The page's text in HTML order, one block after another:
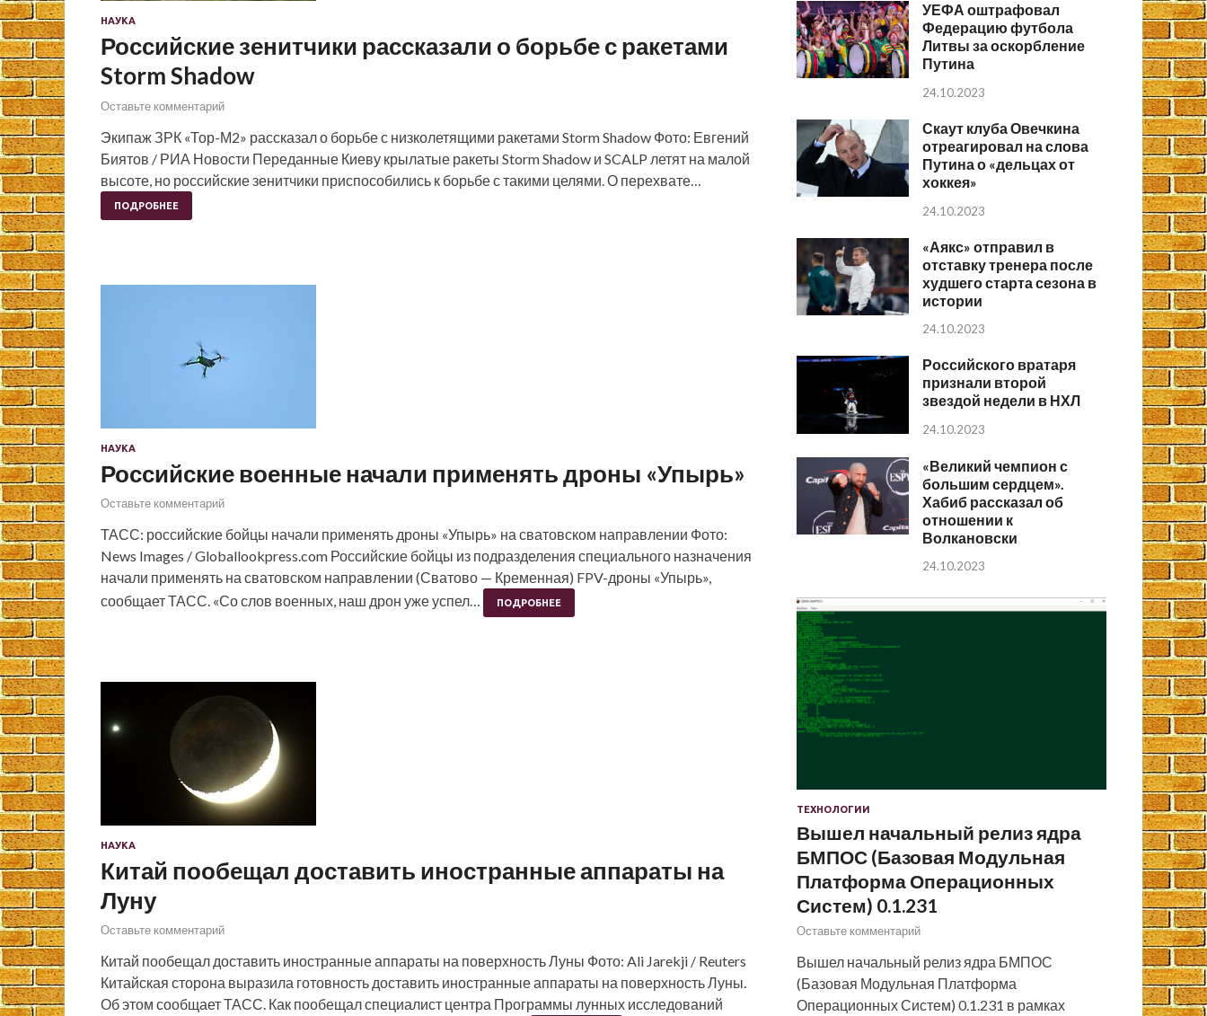
НАУКА
Российские зенитчики рассказали о борьбе с ракетами
Storm Shadow
Оставьте комментарий
Экипаж ЗРК «Тор-М2» рассказал о борьбе с низколетящими ракетами Storm Shadow Фото: Евгений
Биятов / РИА Новости Переданные Киеву крылатые ракеты Storm Shadow и SCALP летят на малой
высоте, но российские зенитчики приспособились к борьбе с такими целями. О перехвате…
ПОДРОБНЕЕ
НАУКА
Российские военные начали применять дроны «Упырь»
Оставьте комментарий
ТАСС: российские бойцы начали применять дроны «Упырь» на сватовском направлении Фото:
News Images / Globallookpress.com Российские бойцы из подразделения специального назначения
начали применять на сватовском направлении (Сватово — Кременная) FPV-дроны «Упырь»,
сообщает ТАСС. «Со слов военных, наш дрон уже успел…
ПОДРОБНЕЕ
НАУКА
Китай пообещал доставить иностранные аппараты на
Луну
Оставьте комментарий
Китай пообещал доставить иностранные аппараты на поверхность Луны Фото: Ali Jarekji / Reuters
Китайская сторона выразила готовность доставить иностранные аппараты на поверхность Луны.
Об этом сообщает ТАСС. Как пообещал специалист центра Программы лунных исследований
УЕФА оштрафовал
Федерацию футбола
Литвы за оскорбление
Путина
24.10.2023
Скаут клуба Овечкина
отреагировал на слова
Путина о «дельцах от
хоккея»
24.10.2023
«Аякс» отправил в
отставку тренера после
худшего старта сезона в
истории
24.10.2023
Российского вратаря
признали второй
звездой недели в НХЛ
24.10.2023
«Великий чемпион с
большим сердцем».
Хабиб рассказал об
отношении к
Волкановски
24.10.2023
ТЕХНОЛОГИИ
Вышел начальный релиз ядра
БМПОС (Базовая Модульная
Платформа Операционных
Систем) 0.1.231
Оставьте комментарий
Вышел начальный релиз ядра БМПОС
(Базовая Модульная Платформа
Операционных Систем) 0.1.231 в рамках